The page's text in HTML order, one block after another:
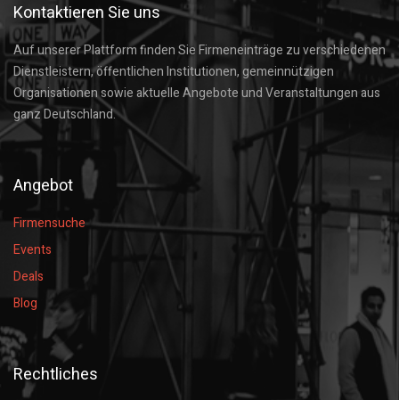
Kontaktieren Sie uns
Auf unserer Plattform finden Sie Firmeneinträge zu verschiedenen
Dienstleistern, öffentlichen Institutionen, gemeinnützigen
Organisationen sowie aktuelle Angebote und Veranstaltungen aus
ganz Deutschland.
Angebot
Firmensuche
Events
Deals
Blog
Rechtliches